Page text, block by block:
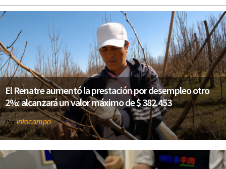
El Renatre aumentó la prestación por desempleo otro
2%: alcanzará un valor máximo de $ 382.453
Porinfocampo